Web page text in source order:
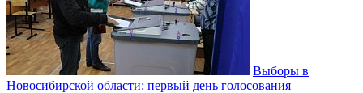
Выборы в
Новосибирской области: первый день голосования